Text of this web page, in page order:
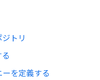
ジトリ
ーを定義する